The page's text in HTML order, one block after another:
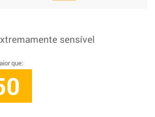
sensível
que: